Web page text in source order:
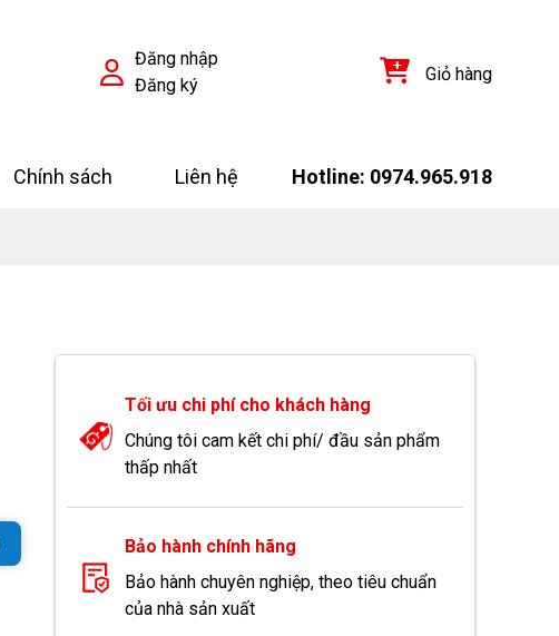
Đăng nhập
Đăng ký
Giỏ hàng
Chính sách Liên hệ Hotline: 0974.965.918
Tối ưu chi phí cho khách hàng
Chúng tôi cam kết chi phí/ đầu sản phẩm
thấp nhất
Bảo hành chính hãng
Bảo hành chuyên nghiệp, theo tiêu chuẩn
của nhà sản xuất